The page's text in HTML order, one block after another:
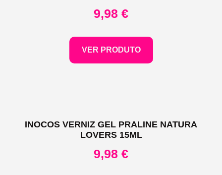
9,98 €
VER PRODUTO
INOCOS VERNIZ GEL PRALINE NATURA
LOVERS 15ML
9,98 €